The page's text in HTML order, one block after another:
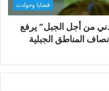
قضايا وحوادث
المدني من أجل الجبل” يرفع
المناطق الجبلية